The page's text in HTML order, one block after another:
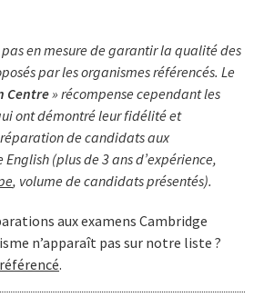
pas en mesure de garantir la qualité des
par les organismes référencés. Le
Centre» récompense cependant les
ont démontré leur fidélité et
de candidats aux
(plus de 3 ans d’expérience,
, volume de candidats présentés).
aux examens Cambridge
n’apparaît pas sur notre liste ?
.